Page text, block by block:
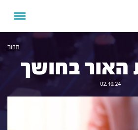
חזור
בחושך
02.10.24